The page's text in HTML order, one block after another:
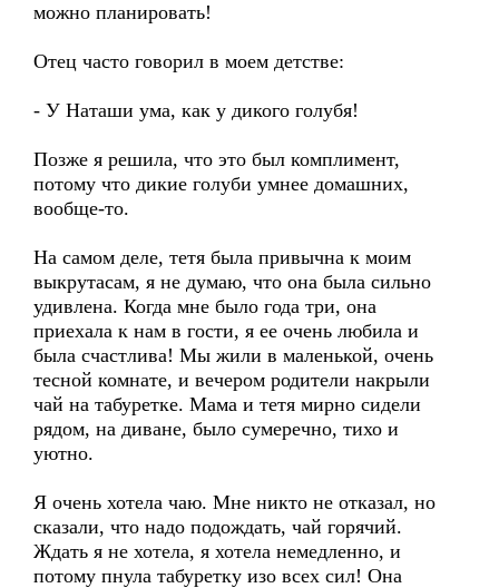
можно планировать!
Отец часто говорил в моем детстве:
- У Наташи ума, как у дикого голубя!
Позже я решила, что это был комплимент,
потому что дикие голуби умнее домашних,
вообще-то.
На самом деле, тетя была привычна к моим
выкрутасам, я не думаю, что она была сильно
удивлена. Когда мне было года три, она
приехала к нам в гости, я ее очень любила и
была счастлива! Мы жили в маленькой, очень
тесной комнате, и вечером родители накрыли
чай на табуретке. Мама и тетя мирно сидели
рядом, на диване, было сумеречно, тихо и
уютно.
Я очень хотела чаю. Мне никто не отказал, но
сказали, что надо подождать, чай горячий.
Ждать я не хотела, я хотела немедленно, и
потому пнула табуретку изо всех сил! Она